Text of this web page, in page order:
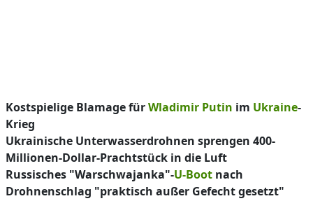
Kostspielige Blamage fürWladimir Putin im Ukraine-
Krieg
Ukrainische Unterwasserdrohnen sprengen 400-
Millionen-Dollar-Prachtstück in die Luft
Russisches "Warschwajanka"-U-Boot nach
Drohnenschlag "praktisch außer Gefecht gesetzt"